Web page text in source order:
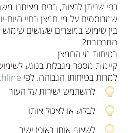
כפי שניתן לראות, רבים מאיתנו
שמבוססים על מי חמצן בחיי
בין שימוש במוצרים שעושים
התרכובת?
בטיחות מי החמצן
קיימות מספר מגבלות בנוגע
למרות בטיחותו הגבוהה. לפי
להשתמש ישירות על העור
לבלוע או לאכול אותו
לשאוף אותו באופן ישיר